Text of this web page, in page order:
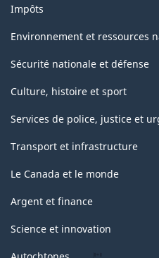
Impôts
Environnement et ressources
Sécurité nationale et défense
Culture, histoire et sport
Services de police, justice et
Transport et infrastructure
Le Canada et le monde
Argent et finance
Science et innovation